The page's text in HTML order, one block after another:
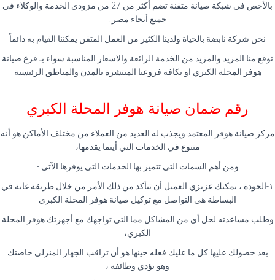
بالأخص في شبكة صيانة متقنة تضم أكثر من 27 من مزودي الخدمة والوكلاء في
جميع أنحاء مصر .
نحن شركة نابضة بالحياة ولدينا الكثير من العمل المتقن يمكننا القيام به دائماً
توقع منا المزيد والمزيد من الخدمة الرائعة والاسعار المناسبة سواء بـ فرع صيانة
هوفر المحلة الكبري او بكافة فروعنا المنتشرة بالمدن والمناطق الرئيسية
رقم ضمان صيانة هوفر المحلة الكبري
مركز صيانة هوفر المعتمد ويجذب له العديد من العملاء من مختلف الأماكن هو أنه
متنوع في الخدمات التي أينما يقدمها،
ومن أهم السمات التي تتميز بها الخدمات التي يوفرها الآتي:-
١-الجودة ، يمكنك عزيزي العميل أن تتأكد من ذلك الأمر من خلال طريقة غاية في
البساطة هي التواصل مع توكيل صيانة هوفر المحلة الكبري
وطلب مساعدته لحل أي من المشاكل مما التي تواجهك مع أجهزتك هوفر المحلة
الكبري،
بعد حصولك عليها كل ما عليك فعله حينها هو أن تراقب الجهاز المنزلي خاصتك
وهو يؤدي وظائفه ،